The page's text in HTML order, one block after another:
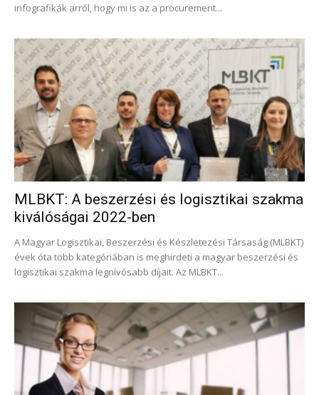
infografikák arról, hogy mi is az a procurement...
MLBKT: A beszerzési és logisztikai szakma
kiválóságai 2022-ben
A Magyar Logisztikai, Beszerzési és Készletezési Társaság (MLBKT)
évek óta több kategóriában is meghirdeti a magyar beszerzési és
logisztikai szakma legnívósabb díjait. Az MLBKT...